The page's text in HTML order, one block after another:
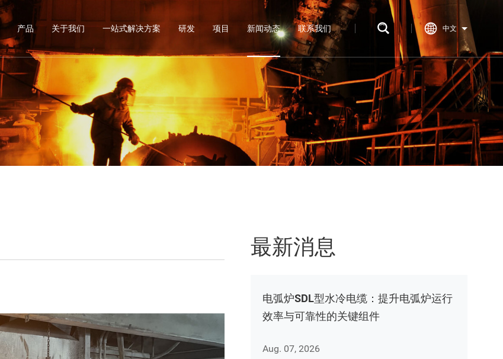
产品 关于我们 一站式解决方案 研发 项目 新闻动态 联系我们 中文
最新消息
电弧炉SDL型水冷电缆：提升电弧炉运行
效率与可靠性的关键组件
Aug. 07, 2026